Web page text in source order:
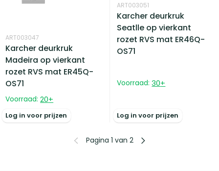
ART003047
Karcher deurkruk
Madeira op vierkant
rozet RVS mat ER45Q-
OS71
Voorraad: 20+
Log in voor prijzen
ART003051
Karcher deurkruk
Seatlle op vierkant
rozet RVS mat ER46Q-
OS71
Voorraad: 30+
Log in voor prijzen
Pagina 1 van 2